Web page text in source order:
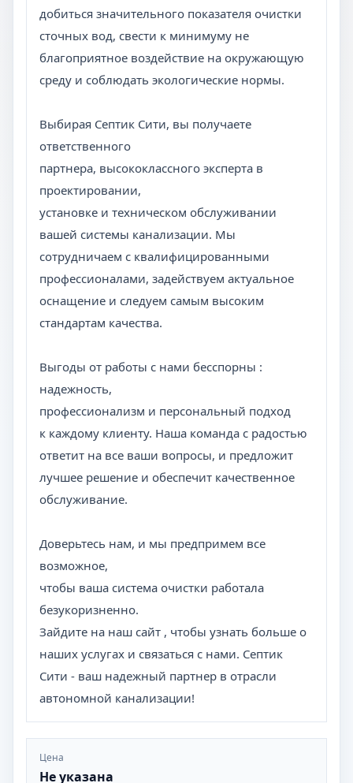
добиться значительного показателя очистки
сточных вод, свести к минимуму не
благоприятное воздействие на окружающую
среду и соблюдать экологические нормы.
Выбирая Септик Сити, вы получаете
ответственного
партнера, высококлассного эксперта в
проектировании,
установке и техническом обслуживании
вашей системы канализации. Мы
сотрудничаем с квалифицированными
профессионалами, задействуем актуальное
оснащение и следуем самым высоким
стандартам качества.
Выгоды от работы с нами бесспорны :
надежность,
профессионализм и персональный подход
к каждому клиенту. Наша команда с радостью
ответит на все ваши вопросы, и предложит
лучшее решение и обеспечит качественное
обслуживание.
Доверьтесь нам, и мы предпримем все
возможное,
чтобы ваша система очистки работала
безукоризненно.
Зайдите на наш сайт , чтобы узнать больше о
наших услугах и связаться с нами. Септик
Сити - ваш надежный партнер в отрасли
автономной канализации!
Цена
Не указана